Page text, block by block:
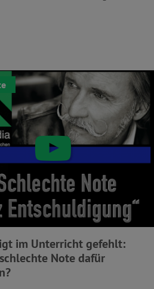
im Unterricht gefehlt:
Note dafür